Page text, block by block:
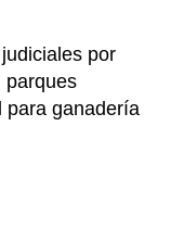
por
parques
para ganadería